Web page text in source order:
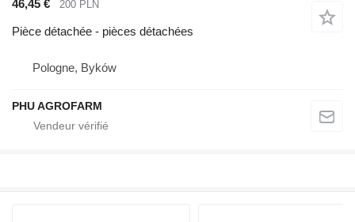
46,45 € 200 PLN
Pièce détachée - pièces détachées
Pologne, Byków
PHU AGROFARM